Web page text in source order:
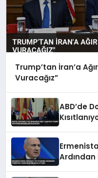
Trump’tan İran’a
Vuracağız”
ABD’de